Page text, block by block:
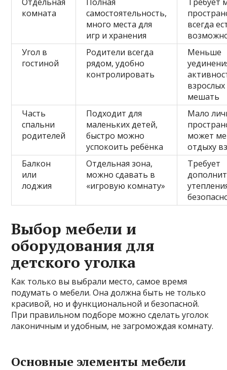
комната
самостоятельность,
много места для
игр и хранения
всегда
Угол в
гостиной
Родители всегда
рядом, удобно
контролировать
Меньше
мешать
Часть
спальни
родителей
Подходит для
маленьких детей,
быстро можно
успокоить ребёнка
Мало
может
отдыху
Балкон
или
лоджия
Отдельная зона,
можно сдавать в
«игровую комнату»
Требует
Выбор мебели и
оборудования для
детского уголка
Как только вы выбрали место, самое время
подумать о мебели. Она должна быть не только
красивой, но и функциональной и безопасной.
При правильном подборе можно сделать уголок
лаконичным и удобным, не загромождая комнату.
Основные элементы мебели